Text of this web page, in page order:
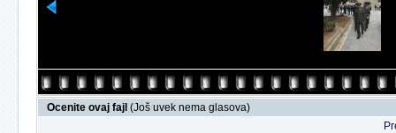
Ocenite ovaj fajl (Još uvek nema glasova)